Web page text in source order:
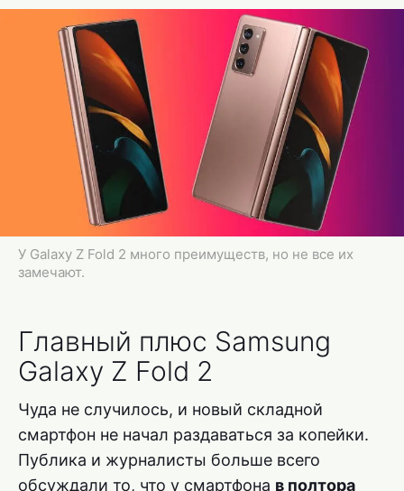
У Galaxy Z Fold 2 много преимуществ, но не все их
замечают.
Главный плюс Samsung
Galaxy Z Fold 2
Чуда не случилось, и новый складной
смартфон не начал раздаваться за копейки.
Публика и журналисты больше всего
обсуждали то, что у смартфона в полтора